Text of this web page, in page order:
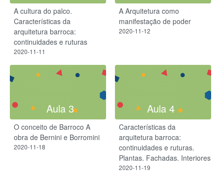
A cultura do palco.
Características da
arquitetura barroca:
continuidades e ruturas
2020-11-11
A Arquitetura como
manifestação de poder
2020-11-12
Aula 3
O conceito de Barroco A
obra de Bernini e Borromini
2020-11-18
Aula 4
Características da
arquitetura barroca:
continuidades e ruturas.
Plantas. Fachadas. Interiores
2020-11-19